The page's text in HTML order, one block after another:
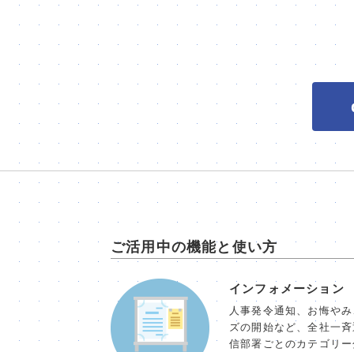
ご活用中の機能と使い方
インフォメーション
人事発令通知、お悔や
ズの開始など、全社一
信部署ごとのカテゴリ